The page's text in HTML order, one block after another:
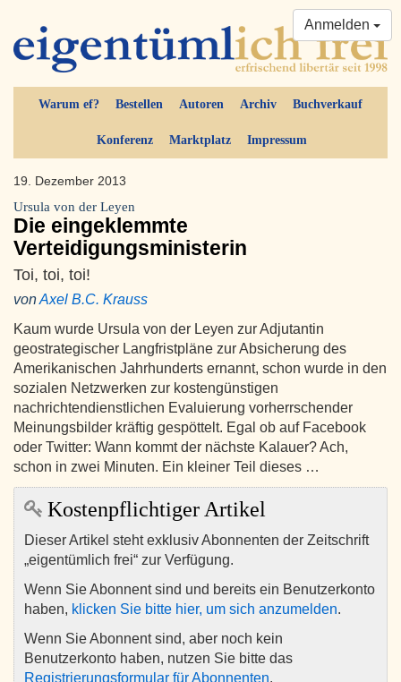
Warum ef? Bestellen Autoren Archiv Buchverkauf
Konferenz Marktplatz Impressum
Anmelden
19. Dezember 2013
Ursula von der Leyen
Die eingeklemmte
Verteidigungsministerin
Toi, toi, toi!
vonAxel B.C. Krauss
Kaum wurde Ursula von der Leyen zur Adjutantin
geostrategischer Langfristpläne zur Absicherung des
Amerikanischen Jahrhunderts ernannt, schon wurde in den
sozialen Netzwerken zur kostengünstigen
nachrichtendienstlichen Evaluierung vorherrschender
Meinungsbilder kräftig gespöttelt. Egal ob auf Facebook
oder Twitter: Wann kommt der nächste Kalauer? Ach,
schon in zwei Minuten. Ein kleiner Teil dieses …
Kostenpflichtiger Artikel
Dieser Artikel steht exklusiv Abonnenten der Zeitschrift
„eigentümlich frei“ zur Verfügung.
Wenn Sie Abonnent sind und bereits ein Benutzerkonto
haben, klicken Sie bitte hier, um sich anzumelden.
Wenn Sie Abonnent sind, aber noch kein
Benutzerkonto haben, nutzen Sie bitte das
Registrierungsformular für Abonnenten.